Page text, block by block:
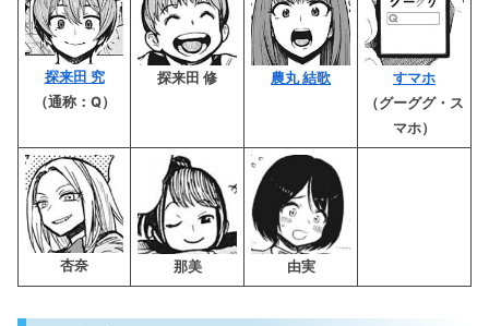
探来田 究
（通称：Q）
探来田 修 農丸 結歌
すマホ
（グーググ・ス
マホ）
杏奈 那美 由実